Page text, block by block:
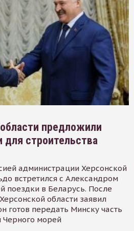
предложили
для строительства
администрации Херсонской
встретился с Александром
поездки в Беларусь. После
области заявил
готов передать Минску часть
Черного морей